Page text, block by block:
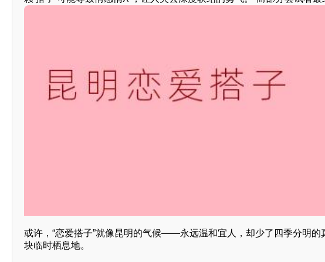
或许，“恋爱搭子”就像昆明的气候——永远温和宜人，却少了四季分明
块临时栖息地。